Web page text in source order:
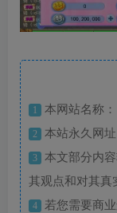
1 本网站名称：
2 本站永久网址
3
本文部分内
其观点和对其真
4
若您需要商